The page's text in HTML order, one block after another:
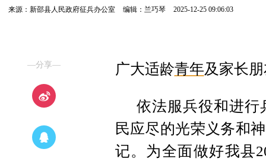
来源：新邵县人民政府征兵办公室 编辑：兰巧琴 2025-12-25 09:06:03
—分享— 广大适龄青年及家长
依法服兵役和进行
民应尽的光荣义务和
记。为全面做好我县